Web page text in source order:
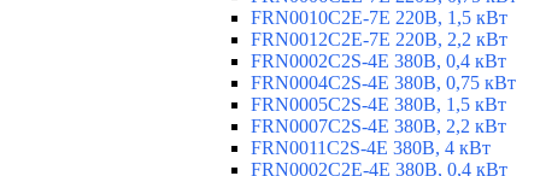
FRN0010C2E-7E 220В, 1,5 кВт
FRN0012C2E-7E 220В, 2,2 кВт
FRN0002C2S-4E 380В, 0,4 кВт
FRN0004C2S-4E 380В, 0,75 кВт
FRN0005C2S-4E 380В, 1,5 кВт
FRN0007C2S-4E 380В, 2,2 кВт
FRN0011C2S-4E 380В, 4 кВт
FRN0002C2E-4E 380В, 0,4 кВт